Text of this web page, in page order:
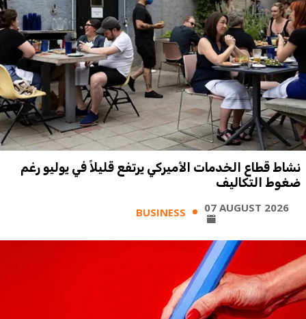
نشاط قطاع الخدمات الأميركي يرتفع قليلاً في يوليو رغم
ضغوط التكاليف
BUSINESS 07 AUGUST 2026